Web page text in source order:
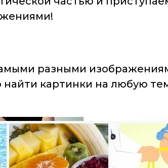
разными
картинки на любую